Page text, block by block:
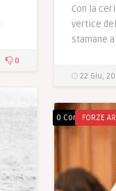
0
Con la
vertice
stamane
22 Giu,
0 Comments
FORZE